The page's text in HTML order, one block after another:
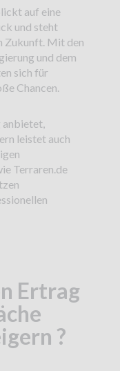
auf eine
und steht
Zukunft. Mit den
und dem
sich für
Chancen.
anbietet,
leistet auch
Terraren.de
Ertrag
?